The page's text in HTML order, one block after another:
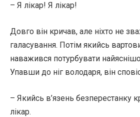
– Я лікар! Я лікар!
Довго він кричав, але ніхто не
галасування. Потім якийсь
наважився потурбувати
Упавши до ніг володаря, він
– Якийсь в’язень безперестанку
лікар.